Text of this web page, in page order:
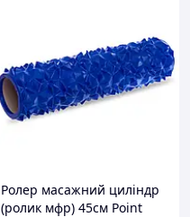
Ролер масажний циліндр
(ролик мфр) 45см Point